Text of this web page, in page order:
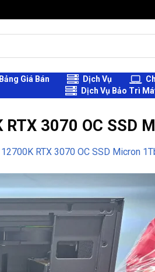
Bảng Giá Bán Dịch Vụ
Dịch Vụ Bảo Trì
3070 OC SSD
RTX 3070 OC SSD Micron